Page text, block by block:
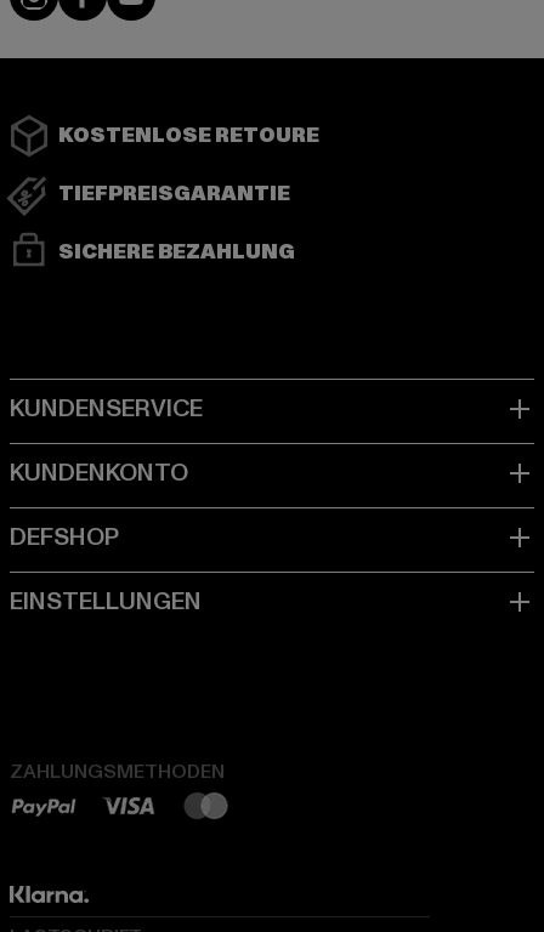
KOSTENLOSE RETOURE
TIEFPREISGARANTIE
SICHERE BEZAHLUNG
ZAHLUNGSMETHODEN